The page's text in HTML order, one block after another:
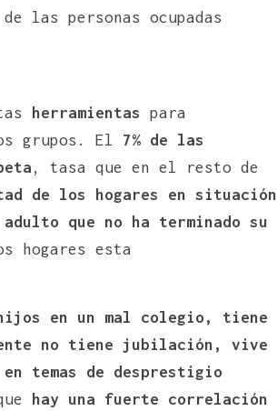
las personas ocupadas
herramientas para
grupos. El 7% de las
, tasa que en el resto de
de los hogares en situación
que no ha terminado su
hogares esta
en un mal colegio, tiene
no tiene jubilación, vive
temas de desprestigio
hay una fuerte correlación